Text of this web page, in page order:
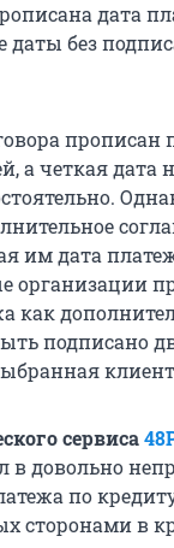
дата
даты без
прописан
а четкая дата
им дата
организации
как
подписано
сервиса
в довольно
по
сторонами в